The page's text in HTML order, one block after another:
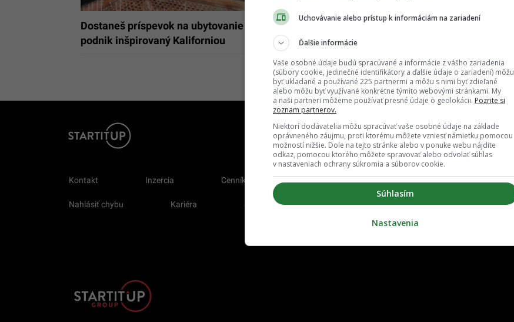
Dostaneš príspevok na ubytovanie 1 800 eur plus štedrú výplatu. V Bratislave otvára
podnik inšpirovaný Kaliforniou
Kontakt Inzercia Cenník
Nahlásiť chybu Kariéra Spravovať notifikácie Zrušiť predplatné
Uchovávanie alebo prístup k informáciám na zariadení
Ďalšie informácie
Vaše osobné údaje budú spracúvané a informácie z vášho zariadenia
(súbory cookie, jedinečné identifikátory a ďalšie údaje o zariadení) môžu
byť ukladané a používané 225 partnermi a môžu s nimi byť zdieľané
alebo môžu byť využívané konkrétne týmito webovými stránkami. My
a naši partneri môžeme používať presné údaje o geolokácii. Pozrite si
zoznam partnerov.
Niektorí dodávatelia môžu spracúvať vaše osobné údaje na základe
oprávneného záujmu, proti ktorému môžete vzniesť námietku pomocou
možností nižšie. Dole na tejto stránke alebo v ponuke webu nájdite
odkaz, pomocou ktorého môžete spravovať alebo odvolať súhlas
v nastaveniach ochrany súkromia a súborov cookie.
Súhlasím
Nastavenia